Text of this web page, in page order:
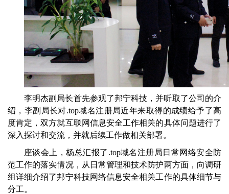
李明杰副局长首先参观了邦宁科技，并听取了公司 的介
绍，李副局长对.top域名注册局近年来取得的成绩给予了高
度肯定，双方就互联网信息安全工作相关的具体问题进行了
深入探讨和交流 ， 并就后续工作做相关部署。
座谈会上，杨总汇报了 .top域名注册局 日常网络安全防
范工作的落实情况，从日常管理和技术防护两方面，向调研
组详细介绍了邦宁科技网络信息安全相关工作的具体细节与
分工。